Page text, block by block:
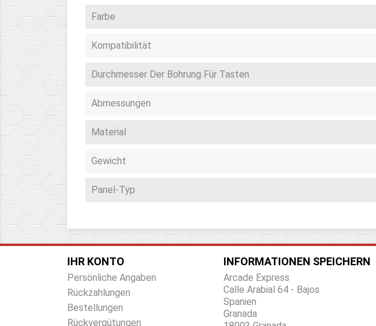
Farbe
Kompatibilität
Durchmesser Der Bohrung Für Tasten
Abmessungen
Material
Gewicht
Panel-Typ
IHR KONTO
Persönliche Angaben
Rückzahlungen
Bestellungen
Rückvergütungen
INFORMATIONEN SPEICHERN
Arcade Express
Calle Arabial 64 - Bajos
Spanien
Granada